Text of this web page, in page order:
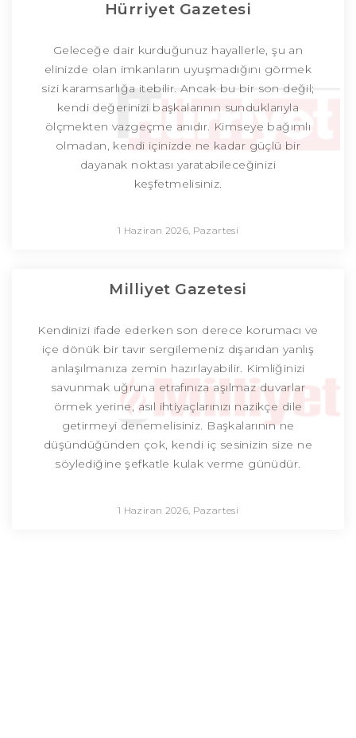
Hürriyet Gazetesi
Geleceğe dair kurduğunuz hayallerle, şu an
elinizde olan imkanların uyuşmadığını görmek
sizi karamsarlığa itebilir. Ancak bu bir son değil;
kendi değerinizi başkalarının sunduklarıyla
ölçmekten vazgeçme anıdır. Kimseye bağımlı
olmadan, kendi içinizde ne kadar güçlü bir
dayanak noktası yaratabileceğinizi
keşfetmelisiniz.
1 Haziran 2026, Pazartesi
Milliyet Gazetesi
Kendinizi ifade ederken son derece korumacı ve
içe dönük bir tavır sergilemeniz dışarıdan yanlış
anlaşılmanıza zemin hazırlayabilir. Kimliğinizi
savunmak uğruna etrafınıza aşılmaz duvarlar
örmek yerine, asıl ihtiyaçlarınızı nazikçe dile
getirmeyi denemelisiniz. Başkalarının ne
düşündüğünden çok, kendi iç sesinizin size ne
söylediğine şefkatle kulak verme günüdür.
1 Haziran 2026, Pazartesi